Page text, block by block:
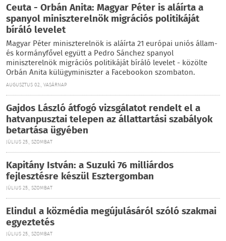
Ceuta - Orbán Anita: Magyar Péter is aláírta a
spanyol miniszterelnök migrációs politikáját
bíráló levelet
Magyar Péter miniszterelnök is aláírta 21 európai uniós állam-
és kormányfővel együtt a Pedro Sánchez spanyol
miniszterelnök migrációs politikáját bíráló levelet - közölte
Orbán Anita külügyminiszter a Facebookon szombaton.
AUGUSZTUS 02., VASÁRNAP
Gajdos László átfogó vizsgálatot rendelt el a
hatvanpusztai telepen az állattartási szabályok
betartása ügyében
JÚLIUS 25., SZOMBAT
Kapitány István: a Suzuki 76 milliárdos
fejlesztésre készül Esztergomban
JÚLIUS 25., SZOMBAT
Elindul a közmédia megújulásáról szóló szakmai
egyeztetés
JÚLIUS 25., SZOMBAT